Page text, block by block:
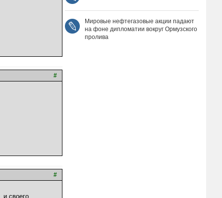
#
#
своего
Мировые нефтегазовые акции падают
на фоне дипломатии вокруг Ормузского
пролива